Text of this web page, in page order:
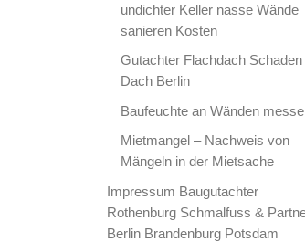
undichter Keller nasse Wände
sanieren Kosten
Gutachter Flachdach Schaden
Dach Berlin
Baufeuchte an Wänden
Mietmangel – Nachweis von
Mängeln in der Mietsache
Impressum Baugutachter
Rothenburg Schmalfuss &
Berlin Brandenburg Potsdam